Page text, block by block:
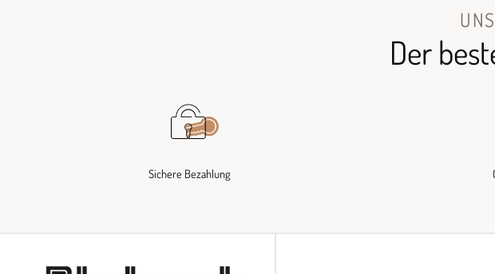
Der
Sichere Bezahlung